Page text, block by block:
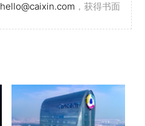
hello@caixin.com ，获得书面